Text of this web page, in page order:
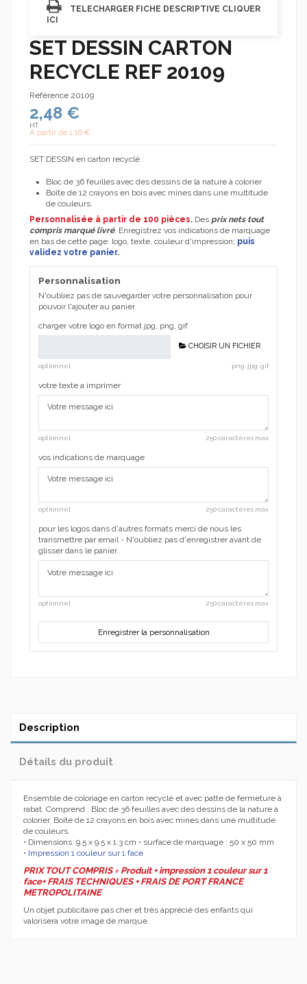
TELECHARGER FICHE DESCRIPTIVE CLIQUER
ICI
SET DESSIN CARTON
RECYCLE REF 20109
Référence 20109
2,48 €
HT
A partir de 1,16 €
SET DESSIN en carton recyclé :
Bloc de 36 feuilles avec des dessins de la nature à colorier
Boîte de 12 crayons en bois avec mines dans une multitude
de couleurs.
Personnalisée à partir de 100 pièces. Des prix nets tout
compris marqué livré. Enregistrez vos indications de marquage
en bas de cette page: logo, texte, couleur d'impression; puis
validez votre panier.
Personnalisation
N'oubliez pas de sauvegarder votre personnalisation pour
pouvoir l'ajouter au panier.
charger votre logo en format jpg, png, gif
CHOISIR UN FICHIER
optionnel .png .jpg .gif
votre texte a imprimer
optionnel 250 caractères max
vos indications de marquage
optionnel 250 caractères max
pour les logos dans d'autres formats merci de nous les
transmettre par email - N'oubliez pas d'enregistrer avant de
glisser dans le panier
optionnel 250 caractères max
Enregistrer la personnalisation
Description
Détails du produit
Ensemble de coloriage en carton recyclé et avec patte de fermeture à
rabat. Comprend : Bloc de 36 feuilles avec des dessins de la nature à
colorier. Boîte de 12 crayons en bois avec mines dans une multitude
de couleurs.
• Dimensions :9.5 x 9.5 x 1.3 cm • surface de marquage : 50 x 50 mm
• Impression 1 couleur sur 1 face
PRIX TOUT COMPRIS = Produit + impression 1 couleur sur 1
face+ FRAIS TECHNIQUES + FRAIS DE PORT FRANCE
METROPOLITAINE
Un objet publicitaire pas cher et très apprécié des enfants qui
valorisera votre image de marque.